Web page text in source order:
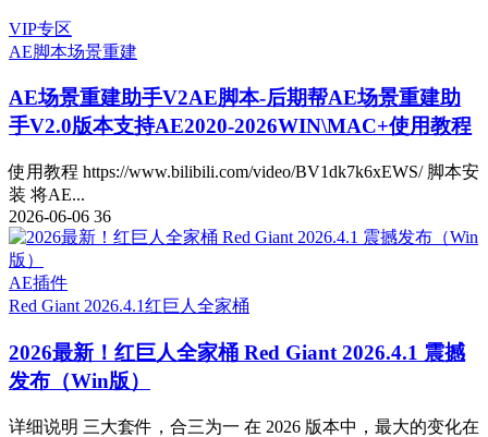
VIP专区
AE脚本场景重建
AE场景重建助手V2AE脚本-后期帮AE场景重建助
手V2.0版本支持AE2020-2026WIN\MAC+使用教程
使用教程 https://www.bilibili.com/video/BV1dk7k6xEWS/ 脚本安
装 将AE...
2026-06-06 36
AE插件
Red Giant 2026.4.1红巨人全家桶
2026最新！红巨人全家桶 Red Giant 2026.4.1 震撼
发布（Win版）
详细说明 三大套件，合三为一 在 2026 版本中，最大的变化在